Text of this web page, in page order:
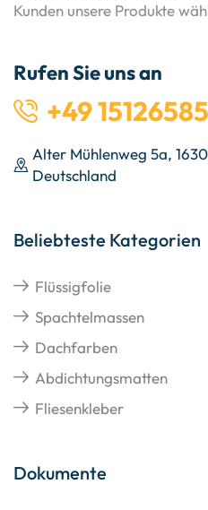
Kunden unsere Produkte
Rufen Sie uns an
+49
Alter Mühlenweg 5a,
Deutschland
Beliebteste Kategorien
Flüssigfolie
Spachtelmassen
Dachfarben
Abdichtungsmatten
Fliesenkleber
Dokumente